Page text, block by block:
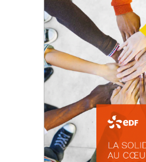
FEUILLETER